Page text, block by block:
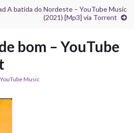
A batida do Nordeste – YouTube Music
(2021) [Mp3] via Torrent
bom – YouTube
YouTube Music